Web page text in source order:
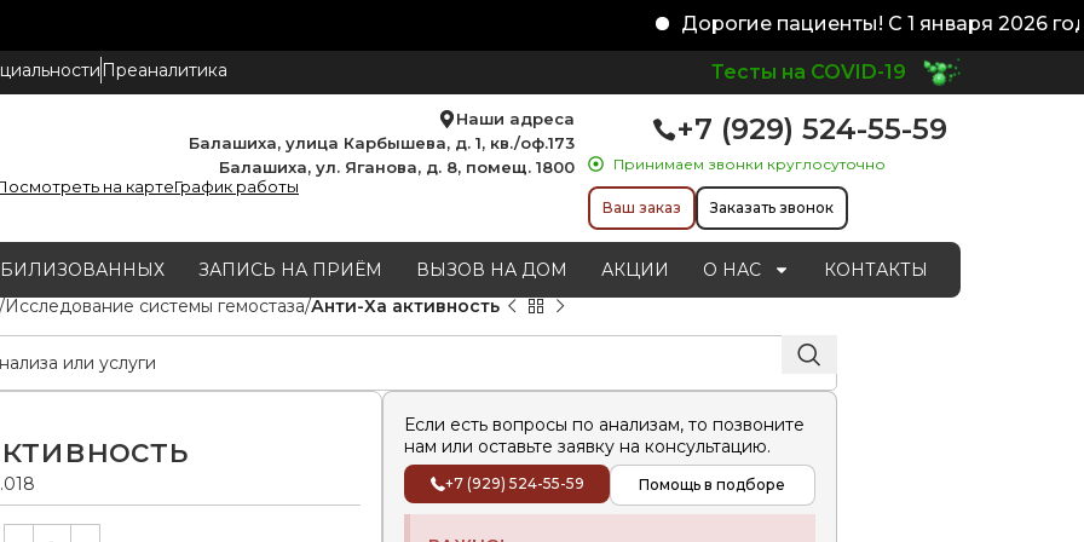
Дорогие пациенты! С 1 января 2026
Преаналитика Тесты на COVID-19
Наши адреса
Балашиха, улица Карбышева, д. 1, кв./оф.173
Балашиха, ул. Яганова, д. 8, помещ. 1800
на картеГрафик работы
+7 (929) 524-55-59
Принимаем звонки круглосуточно
Ваш заказ Заказать звонок
ЗАПИСЬ НА ПРИЁМ ВЫЗОВ НА ДОМ АКЦИИ О НАС
КОНТАКТЫ
Исследование системы гемостаза Анти-Ха активность
Alternative:
Если есть вопросы по анализам, то позвоните
нам или оставьте заявку на консультацию.
+7 (929) 524-55-59 Помощь в подборе